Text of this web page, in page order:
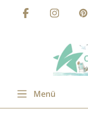
Zum Hauptinhalt springen
Menü